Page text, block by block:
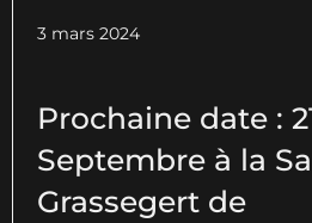
3 mars 2024
Prochaine date :
Septembre à la
Grassegert de